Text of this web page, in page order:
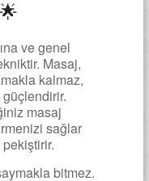
ve genel
Masaj,
kalmaz,
masaj
sağlar
pekiştirir.
bitmez.